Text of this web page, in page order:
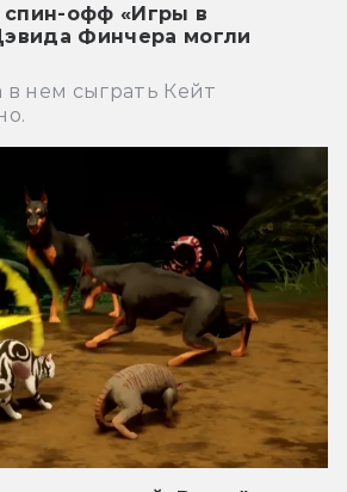
офф «Игры в
Финчера могли
нем сыграть Кейт